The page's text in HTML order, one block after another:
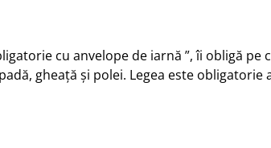
cu anvelope de iarnă ”, îi obligă pe
gheață și polei. Legea este